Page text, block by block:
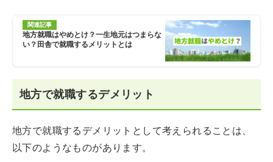
関連記事
地方就職はやめとけ？一生地元はつまらな
い？田舎で就職するメリットとは
地方で就職するデメリット
地方で就職するデメリットとして考えられることは、
以下のようなものがあります。